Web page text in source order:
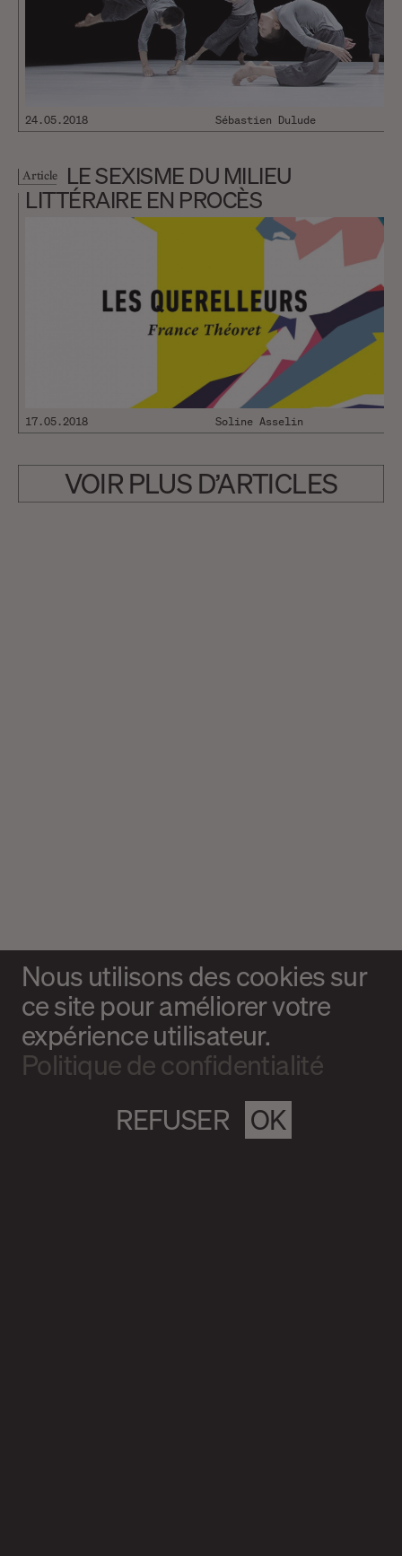
24.05.2018 Sébastien Dulude
Article
LE SEXISME DU MILIEU
LITTÉRAIRE EN PROCÈS
17.05.2018 Soline Asselin
VOIR PLUS D’ARTICLES
Nous utilisons des cookies sur
ce site pour améliorer votre
expérience utilisateur.
Politique de confidentialité
OK
REFUSER